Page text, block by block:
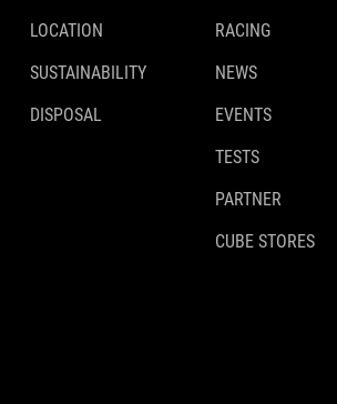
LOCATION
SUSTAINABILITY
DISPOSAL
RACING
NEWS
EVENTS
TESTS
PARTNER
CUBE STORES